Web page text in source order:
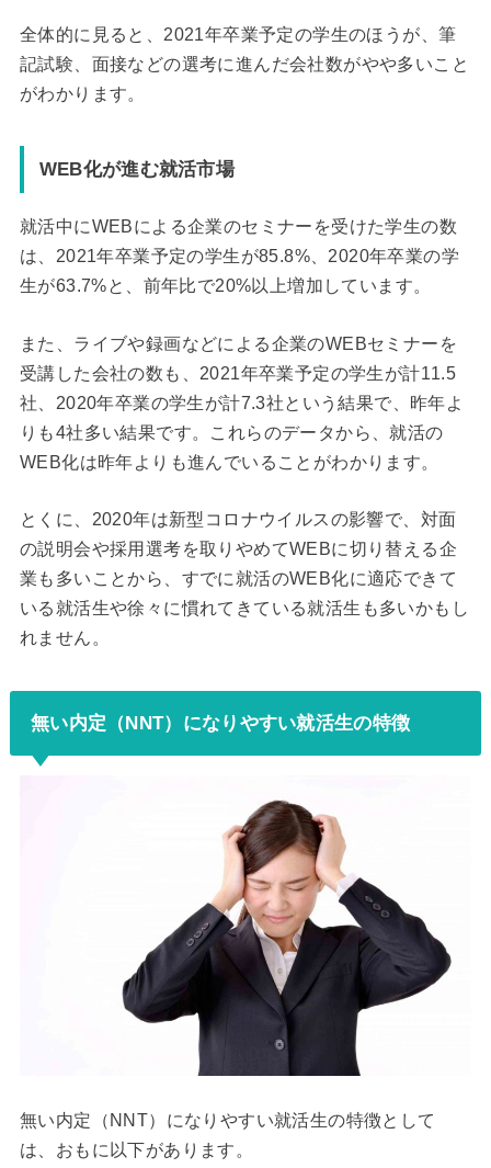
全体的に見ると、2021年卒業予定の学生のほうが、筆
記試験、面接などの選考に進んだ会社数がやや多いこと
がわかります。
WEB化が進む就活市場
就活中にWEBによる企業のセミナーを受けた学生の数
は、2021年卒業予定の学生が85.8%、2020年卒業の学
生が63.7%と、前年比で20%以上増加しています。
また、ライブや録画などによる企業のWEBセミナーを
受講した会社の数も、2021年卒業予定の学生が計11.5
社、2020年卒業の学生が計7.3社という結果で、昨年よ
りも4社多い結果です。これらのデータから、就活の
WEB化は昨年よりも進んでいることがわかります。
とくに、2020年は新型コロナウイルスの影響で、対面
の説明会や採用選考を取りやめてWEBに切り替える企
業も多いことから、すでに就活のWEB化に適応できて
いる就活生や徐々に慣れてきている就活生も多いかもし
れません。
無い内定（NNT）になりやすい就活生の特徴
無い内定（NNT）になりやすい就活生の特徴として
は、おもに以下があります。